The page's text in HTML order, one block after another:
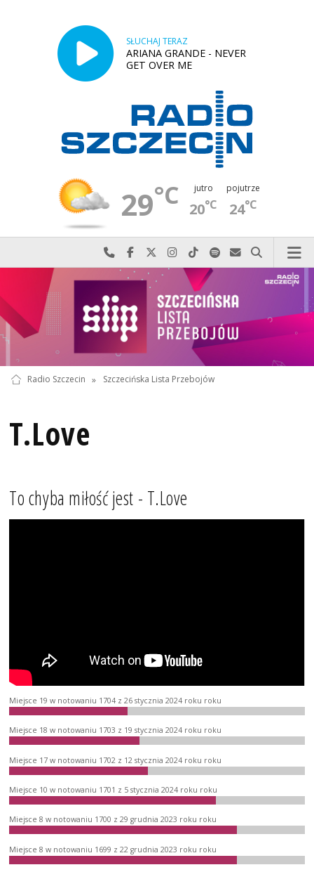
SŁUCHAJ TERAZ
ARIANA GRANDE - NEVER
GET OVER ME
29°C jutro
20°C
pojutrze
24°C
Najlepiej po prostu do nas zadzwoń
Odwiedź nas na Facebook-u
Odwiedź nas na X
Odwiedź nas na Instagram-ie
Odwiedź nas na TikTok-u
Szukaj nas na Spotify
Wyślij do nas
Szukaj
Radio Szczecin » Szczecińska Lista Przebojów
T.Love
To chyba miłość jest - T.Love
Miejsce 19 w notowaniu 1704 z 26 stycznia 2024 roku roku
Miejsce 18 w notowaniu 1703 z 19 stycznia 2024 roku roku
Miejsce 17 w notowaniu 1702 z 12 stycznia 2024 roku roku
Miejsce 10 w notowaniu 1701 z 5 stycznia 2024 roku roku
Miejsce 8 w notowaniu 1700 z 29 grudnia 2023 roku roku
Miejsce 8 w notowaniu 1699 z 22 grudnia 2023 roku roku